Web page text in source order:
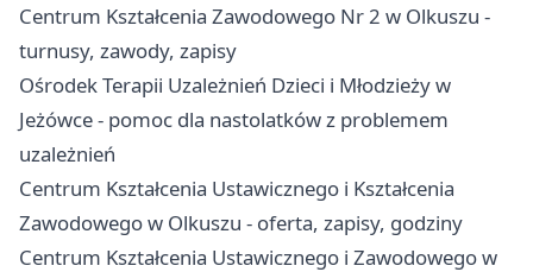
Centrum Kształcenia Zawodowego Nr 2 w Olkuszu -
turnusy, zawody, zapisy
Ośrodek Terapii Uzależnień Dzieci i Młodzieży w
Jeżówce - pomoc dla nastolatków z problemem
uzależnień
Centrum Kształcenia Ustawicznego i Kształcenia
Zawodowego w Olkuszu - oferta, zapisy, godziny
Centrum Kształcenia Ustawicznego i Zawodowego w